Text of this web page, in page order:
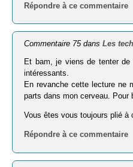
Répondre à ce commentaire
Commentaire 75 dansLes
Et bam, je viens de tenter de
intéressants.
En revanche cette lecture ne
parts dans mon cerveau. Pour
Vous êtes vous toujours plié à
Répondre à ce commentaire